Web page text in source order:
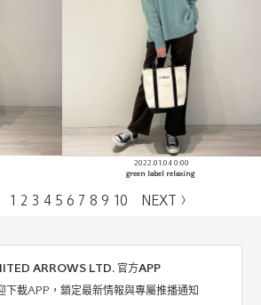
2022.01.04 0:00
green label relaxing
1 2 3 4 5 6 7 8 9 10 NEXT
ARROWS LTD. 官方APP
下載APP，鎖定最新情報與專屬推播通知